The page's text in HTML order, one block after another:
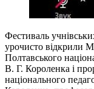
Фестиваль
урочисто відкрили
Полтавського
В. Г. Короленка і
національного